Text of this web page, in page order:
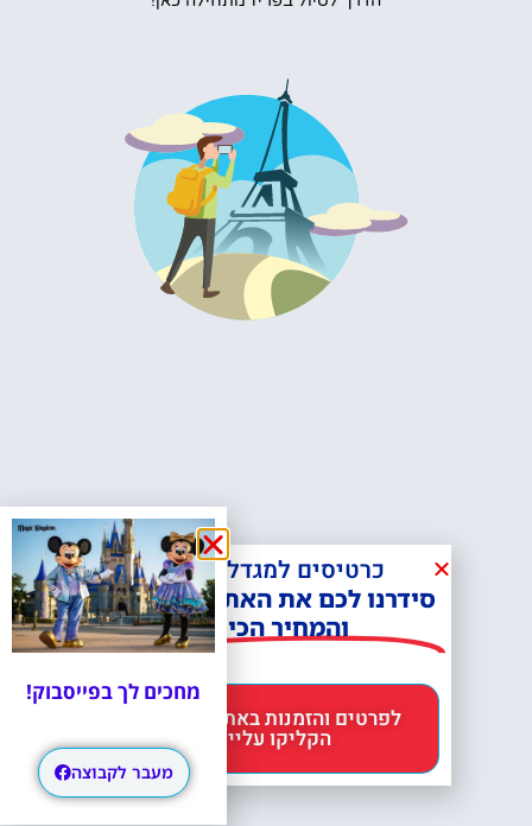
כרטיסים למגדל אייפל?
סידרנו לכם את האתר הכי אמין -
והמחיר הכי זול!
הקליקו עליי 😊
מחכים לך בפייסבוק!
מעבר לקבוצה